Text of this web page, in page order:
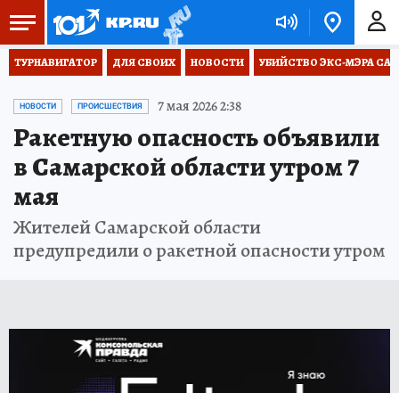
ТУРНАВИГАТОР ДЛЯ СВОИХ НОВОСТИ УБИЙСТВО ЭКС-МЭРА
НОВОСТИ ПРОИСШЕСТВИЯ 7 мая 2026 2:38
Ракетную опасность объявили
в Самарской области утром 7
мая
Жителей Самарской области
предупредили о ракетной опасности утром